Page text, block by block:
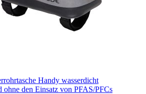
Handy wasserdicht
ohne den Einsatz von PFAS/PFCs